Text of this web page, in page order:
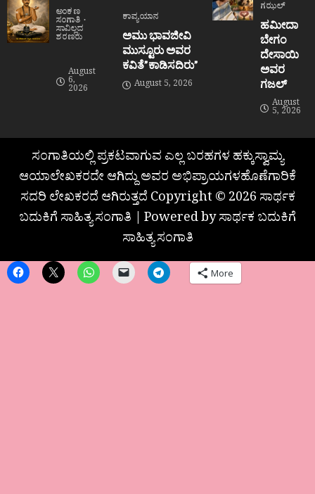
ಅಂಕಣ
ಸಂಗಾತಿ
ಸಾವಿಲ್ಲದ
ಶರಣರು
August
6,
2026
ಕಾವ್ಯಯಾನ
ಅಮು ಭಾವಜೀವಿ
ಮುಸ್ಟೂರು ಅವರ
ಕವಿತೆ”ಕಾಡಿಸದಿರು”
August 5, 2026
ಗಝಲ್
ಹಮೀದಾ
ಬೇಗಂ
ದೇಸಾಯಿ
ಅವರ
ಗಜಲ್
August
5, 2026
ಸಂಗಾತಿಯಲ್ಲಿ ಪ್ರಕಟವಾಗುವ ಎಲ್ಲ ಬರಹಗಳ ಹಕ್ಕುಸ್ವಾಮ್ಯ
ಆಯಾಲೇಖಕರದೇ ಆಗಿದ್ದು ಅವರ ಅಭಿಪ್ರಾಯಗಳಹೊಣೆಗಾರಿಕೆ
ಸದರಿ ಲೇಖಕರದೆ ಆಗಿರುತ್ತದೆ Copyright © 2026 ಸಾರ್ಥಕ
ಬದುಕಿಗೆ ಸಾಹಿತ್ಯ ಸಂಗಾತಿ | Powered by ಸಾರ್ಥಕ ಬದುಕಿಗೆ
ಸಾಹಿತ್ಯ ಸಂಗಾತಿ
More